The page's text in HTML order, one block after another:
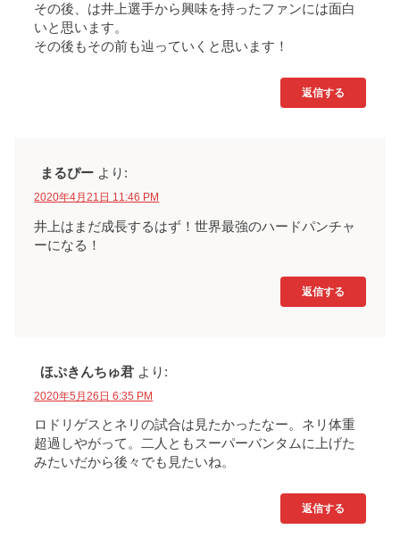
その後、は井上選手から興味を持ったファンには面白
いと思います。
その後もその前も辿っていくと思います！
返信する
まるぴー より:
2020年4月21日 11:46 PM
井上はまだ成長するはず！世界最強のハードパンチャ
ーになる！
返信する
ほぷきんちゅ君 より:
2020年5月26日 6:35 PM
ロドリゲスとネリの試合は見たかったなー。ネリ体重
超過しやがって。二人ともスーパーバンタムに上げた
みたいだから後々でも見たいね。
返信する